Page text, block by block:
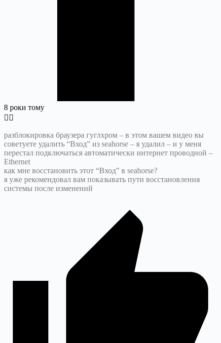
8 роки тому
разблокировка браузера гуглхром – в этом вашем видео вы
советуете удалить “Вход” из seahorse – я удалил – и у меня
перестал подключаться автоматически интернет проводной –
Ethernet
как мне восстановить этот “Вход” в seahorse?
я уже рекомендовал вам показывать пути восстановления
системы после изменений